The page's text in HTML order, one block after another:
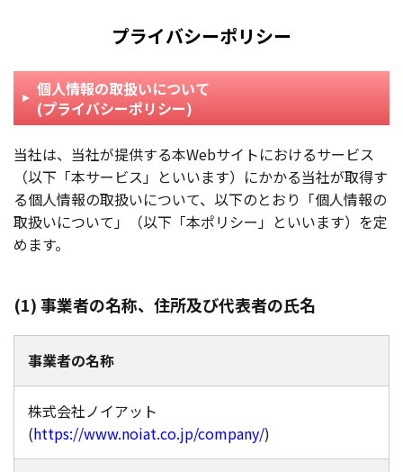
プライバシーポリシー
個人情報の取扱いについて
(プライバシーポリシー)
当社は、当社が提供する本Webサイトにおけるサービス
（以下「本サービス」といいます）にかかる当社が取得す
る個人情報の取扱いについて、以下のとおり「個人情報の
取扱いについて」（以下「本ポリシー」といいます）を定
めます。
(1) 事業者の名称、住所及び代表者の氏名
事業者の名称
株式会社ノイアット
(https://www.noiat.co.jp/company/)